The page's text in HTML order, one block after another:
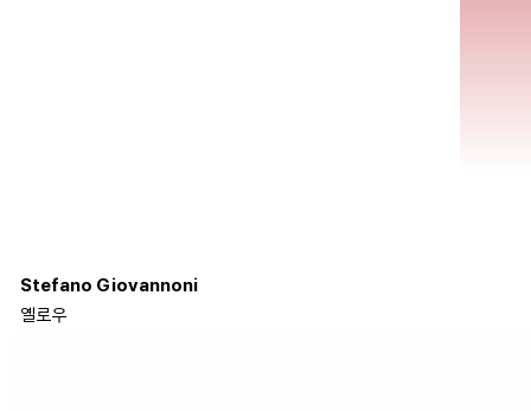
Stefano Giovannoni
옐로우